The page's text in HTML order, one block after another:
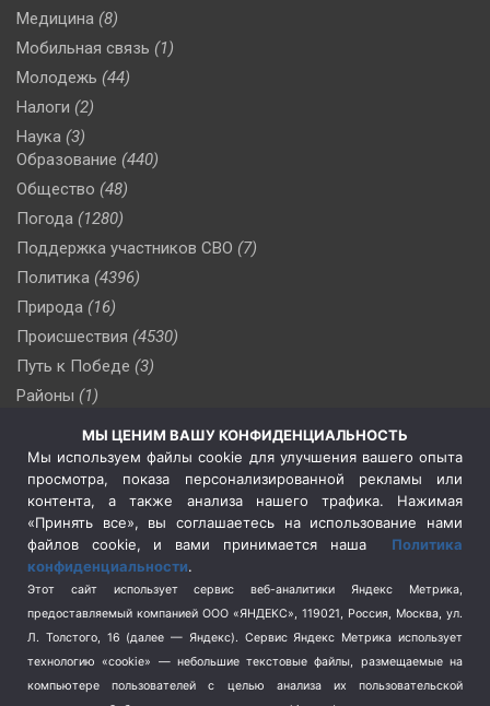
Медицина (8)
Мобильная связь (1)
Молодежь (44)
Налоги (2)
Наука (3)
Образование (440)
Общество (48)
Погода (1280)
Поддержка участников СВО (7)
Политика (4396)
Природа (16)
Происшествия (4530)
Путь к Победе (3)
Районы (1)
(509)
Сельское хозяйство (3)
Социальная политика
(3)
Спецоперация в Украине
Спецоперация на Украине
(404)
Спорт (740)
Терроризм (1)
Транспорт (262)
Туризм (178)
МЫ ЦЕНИМ ВАШУ КОНФИДЕНЦИАЛЬНОСТЬ
Мы используем файлы cookie для улучшения вашего опыта
просмотра, показа персонализированной рекламы или
контента, а также анализа нашего трафика. Нажимая
«Принять все», вы соглашаетесь на использование нами
файлов cookie, и вами принимается наша Политика
конфиденциальности.
Этот сайт использует сервис веб-аналитики Яндекс Метрика,
предоставляемый компанией ООО «ЯНДЕКС», 119021, Россия, Москва, ул.
Л. Толстого, 16 (далее — Яндекс). Сервис Яндекс Метрика использует
технологию «cookie» — небольшие текстовые файлы, размещаемые на
компьютере пользователей с целью анализа их пользовательской